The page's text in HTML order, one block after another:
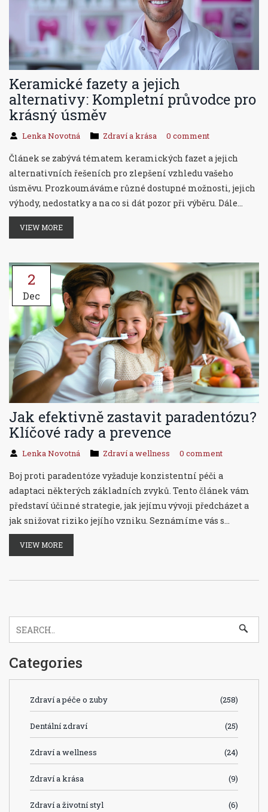
Keramické fazety a jejich
alternativy: Kompletní průvodce pro
krásný úsměv
Lenka Novotná Zdraví a krása 0 comment
Článek se zabývá tématem keramických fazet a jejich
alternativních řešeních pro zlepšení vzhledu vašeho
úsměvu. Prozkoumáváme různé dostupné možnosti, jejich
výhody, nedostatky a na co si dát pozor při výběru. Dále
sdílíme praktické tipy a rady jak na péči o vaše nové fazety
nebo jejich alternativy, aby váš úsměv zůstal krásný co
VIEW MORE
2
Dec
Jak efektivně zastavit paradentózu?
Klíčové rady a prevence
Lenka Novotná Zdraví a wellness 0 comment
Boj proti paradentóze vyžaduje konzistentní péči a
adaptaci některých základních zvyků. Tento článek vám
představí účinné strategie, jak jejímu vývoji předcházet a
jak snižovat riziko jejího vzniku. Seznámíme vás s
nejnovějšími poznatky v oblasti ústní hygieny, důležitostí
pravidelných návštěv u zubního lékaře a jak určité životní
paradentóze.
VIEW MORE
Categories
Zdraví a péče o zuby (258)
Dentální zdraví (25)
Zdraví a wellness (24)
Zdraví a krása (9)
Zdraví a životní styl (6)